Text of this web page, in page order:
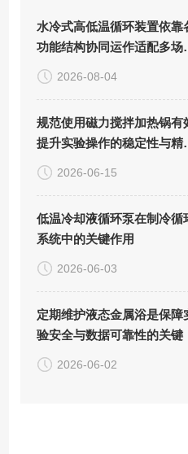
水冷式高低温循环装置依靠
功能结构协同运作适配多场
精密控温需求
2026-08-04
规范使用磁力搅拌加热锅有
提升实验操作的稳定性与精
度
2026-06-15
低温冷却液循环泵在制冷循
系统中的关键作用
2026-06-03
定期维护液态金属浴是保障
验安全与数据可靠性的关键
2026-06-02